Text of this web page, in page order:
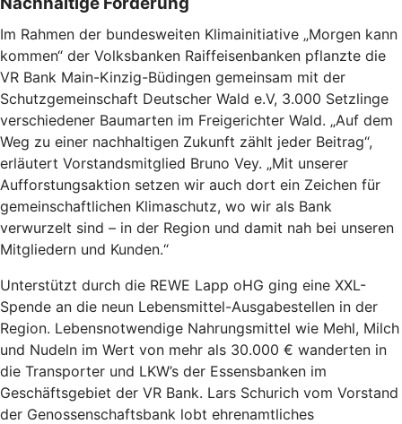
Im Rahmen der bundesweiten Klimainitiative „Morgen kann
kommen“ der Volksbanken Raiffeisenbanken pflanzte die
VR Bank Main-Kinzig-Büdingen gemeinsam mit der
Schutzgemeinschaft Deutscher Wald e.V, 3.000 Setzlinge
verschiedener Baumarten im Freigerichter Wald. „Auf dem
Weg zu einer nachhaltigen Zukunft zählt jeder Beitrag“,
erläutert Vorstandsmitglied Bruno Vey. „Mit unserer
Aufforstungsaktion setzen wir auch dort ein Zeichen für
gemeinschaftlichen Klimaschutz, wo wir als Bank
verwurzelt sind – in der Region und damit nah bei unseren
Mitgliedern und Kunden.“
Unterstützt durch die REWE Lapp oHG ging eine XXL-
Spende an die neun Lebensmittel-Ausgabestellen in der
Region. Lebensnotwendige Nahrungsmittel wie Mehl, Milch
und Nudeln im Wert von mehr als 30.000 € wanderten in
die Transporter und LKW’s der Essensbanken im
Geschäftsgebiet der VR Bank. Lars Schurich vom Vorstand
der Genossenschaftsbank lobt ehrenamtliches